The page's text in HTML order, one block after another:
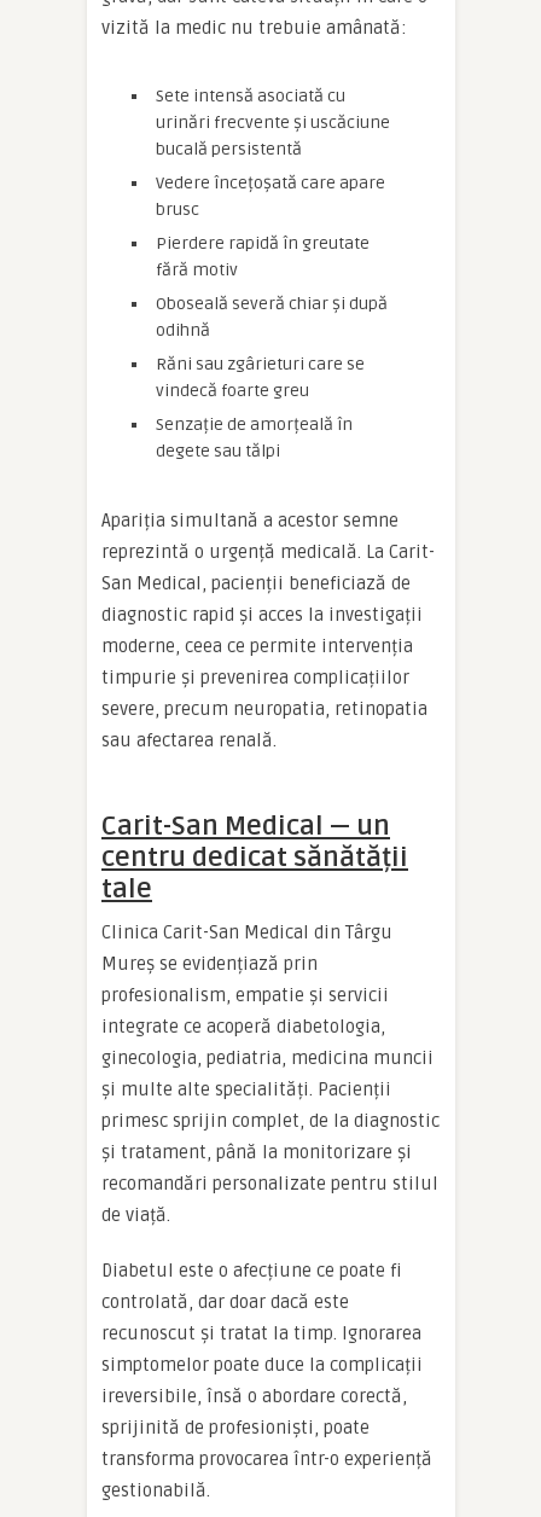
vizită la medic nu trebuie amânată:
Sete intensă asociată cu
urinări frecvente și uscăciune
bucală persistentă
Vedere încețoșată care apare
brusc
Pierdere rapidă în greutate
fără motiv
Oboseală severă chiar și după
odihnă
Răni sau zgârieturi care se
vindecă foarte greu
Senzație de amorțeală în
degete sau tălpi
Apariția simultană a acestor semne
reprezintă o urgență medicală. La Carit-
San Medical, pacienții beneficiază de
diagnostic rapid și acces la investigații
moderne, ceea ce permite intervenția
timpurie și prevenirea complicațiilor
severe, precum neuropatia, retinopatia
sau afectarea renală.
Carit-San Medical — un
centru dedicat sănătății
tale
Clinica Carit-San Medical din Târgu
Mureș se evidențiază prin
profesionalism, empatie și servicii
integrate ce acoperă diabetologia,
ginecologia, pediatria, medicina muncii
și multe alte specialități. Pacienții
primesc sprijin complet, de la diagnostic
și tratament, până la monitorizare și
recomandări personalizate pentru stilul
de viață.
Diabetul este o afecțiune ce poate fi
controlată, dar doar dacă este
recunoscut și tratat la timp. Ignorarea
simptomelor poate duce la complicații
ireversibile, însă o abordare corectă,
sprijinită de profesioniști, poate
transforma provocarea într-o experiență
gestionabilă.